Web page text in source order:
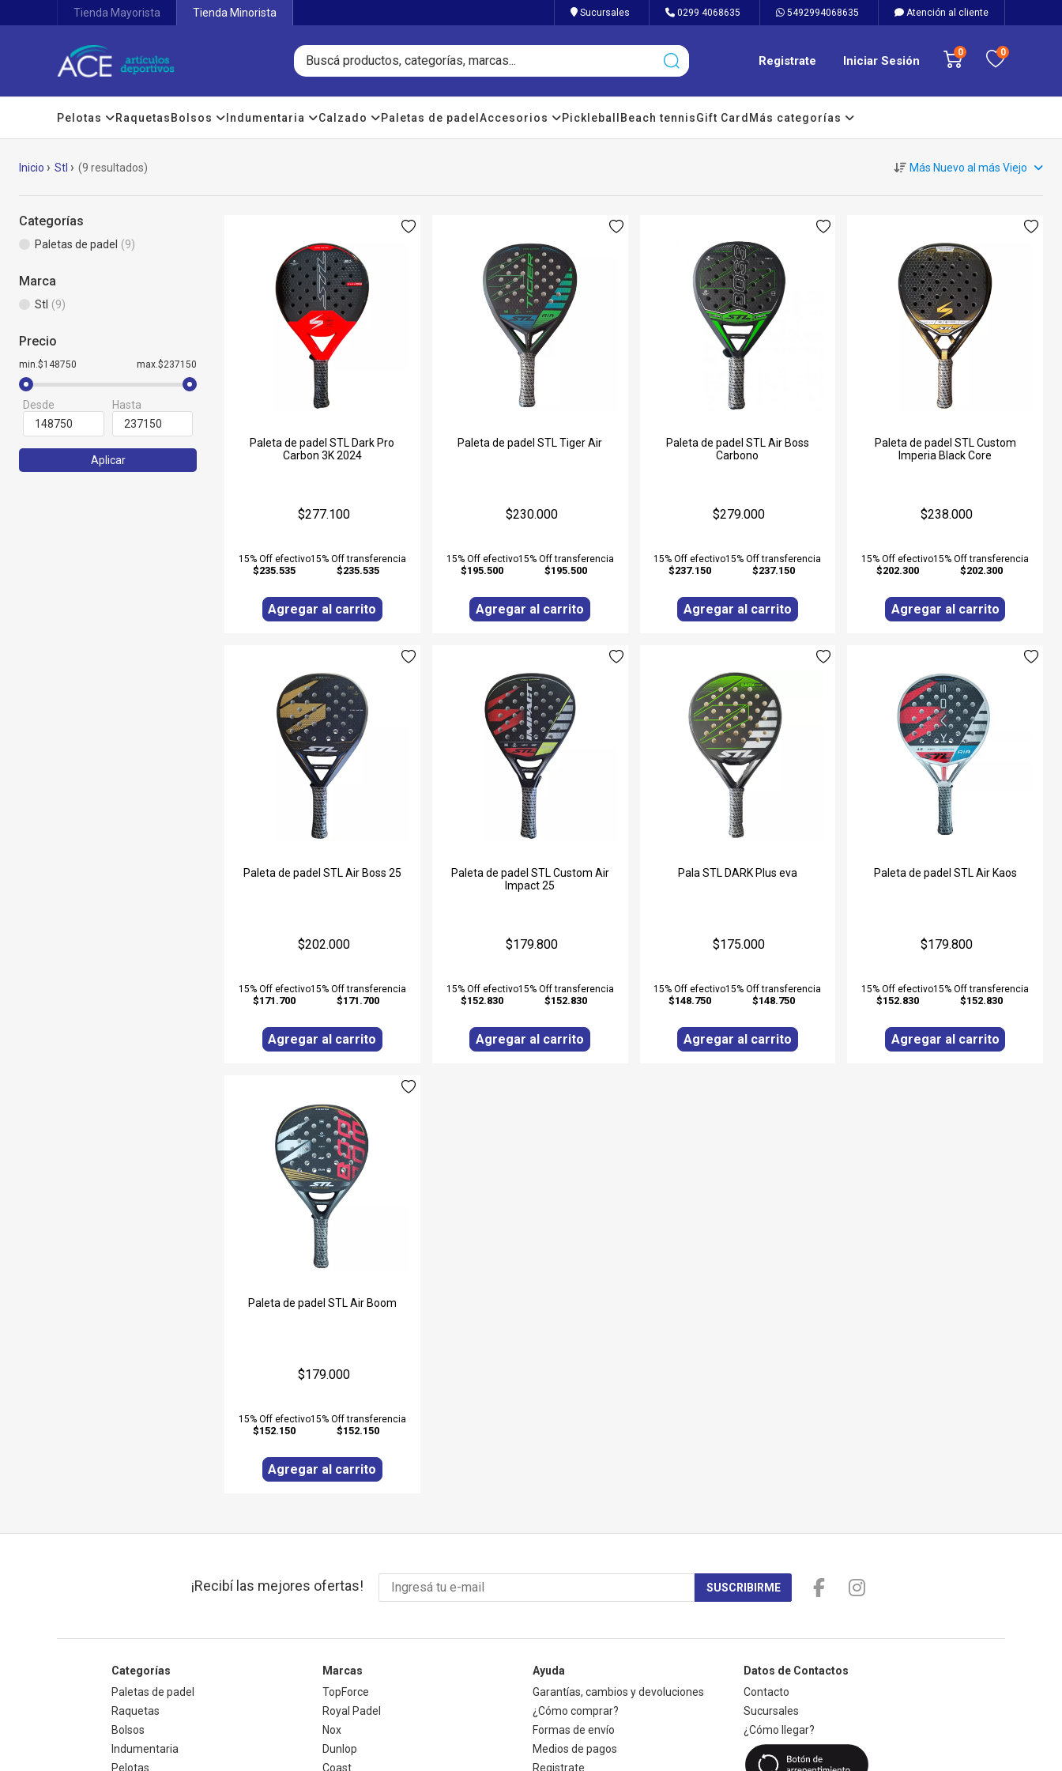
Tienda Mayorista Tienda Minorista Sucursales 0299 4068635 5492994068635 Atención al cliente
Registrate Iniciar Sesión
0 0
Pelotas Raquetas Bolsos Indumentaria Calzado Paletas de padel Accesorios Pickleball Beach tennisGift Card Más categorías
Inicio Stl (9 resultados)
Categorías
Paletas de padel (9)
Marca
Stl (9)
Precio
min.$148750 max.$237150
Desde Hasta
Aplicar
Paleta de padel STL Dark Pro
Carbon 3K 2024
$277.100
15% Off efectivo
$235.535
15% Off transferencia
$235.535
Agregar al carrito
Paleta de padel STL Tiger Air
$230.000
15% Off efectivo
$195.500
15% Off transferencia
$195.500
Agregar al carrito
Paleta de padel STL Air Boss
Carbono
$279.000
15% Off efectivo
$237.150
15% Off transferencia
$237.150
Agregar al carrito
Paleta de padel STL Custom
Imperia Black Core
$238.000
15% Off efectivo
$202.300
15% Off transferencia
$202.300
Agregar al carrito
Paleta de padel STL Air Boss 25
$202.000
15% Off efectivo
$171.700
15% Off transferencia
$171.700
Agregar al carrito
Paleta de padel STL Custom Air
Impact 25
$179.800
15% Off efectivo
$152.830
15% Off transferencia
$152.830
Agregar al carrito
Pala STL DARK Plus eva
$175.000
15% Off efectivo
$148.750
15% Off transferencia
$148.750
Agregar al carrito
Paleta de padel STL Air Kaos
$179.800
15% Off efectivo
$152.830
15% Off transferencia
$152.830
Agregar al carrito
Paleta de padel STL Air Boom
$179.000
15% Off efectivo
$152.150
15% Off transferencia
$152.150
Agregar al carrito
¡Recibí las mejores ofertas! SUSCRIBIRME
Categorías
Paletas de padel
Raquetas
Bolsos
Indumentaria
Pelotas
Marcas
TopForce
Royal Padel
Nox
Dunlop
Coast
Ayuda
Garantías, cambios y devoluciones
¿Cómo comprar?
Formas de envío
Medios de pagos
Registrate
Datos de Contactos
Contacto
Sucursales
¿Cómo llegar?